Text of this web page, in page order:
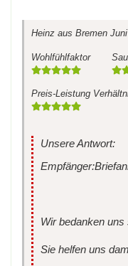
Heinz aus Bremen
Wohlfühlfaktor
Preis-Leistung
Unsere Antwort:
Wir bedanken
Sie helfen uns